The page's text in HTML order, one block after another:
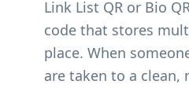
Link List QR or Bio
code that stores
place. When
are taken to a clean,